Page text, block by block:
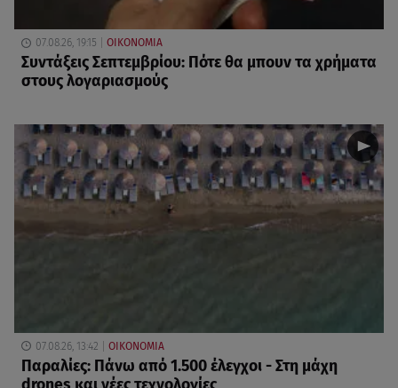
07.08.26, 19:15 ΟΙΚΟΝΟΜΙΑ
Συντάξεις Σεπτεμβρίου: Πότε θα μπουν τα χρήματα
στους λογαριασμούς
07.08.26, 13:42 ΟΙΚΟΝΟΜΙΑ
Παραλίες: Πάνω από 1.500 έλεγχοι - Στη μάχη